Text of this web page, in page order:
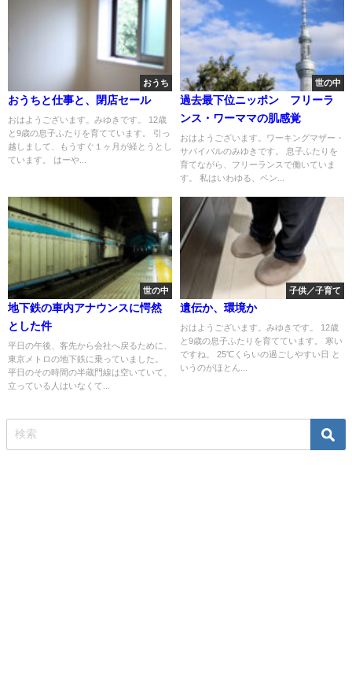
おうち
おうちと仕事と、閉店セール
おはようございます。みゆきです。 12歳
と9歳の息子ふたりを育てています。 引っ
越しまして、もうすぐ１ヶ月が経とうとし
ています。 はーや...
世の中
過去最下位ニッポン フリーラ
ンス・ワーママの肌感覚
おはようございます。ワーキングマザー・
サバイバルのみゆきです。 息子ふたりを
育てながら、フリーランスで働いていま
す。 私はいわゆる、ベン...
世の中
地下鉄の車内アナウンスに愕然
とした件
平日の午後、客先から会社へ戻るために、
東京メトロの地下鉄に乗っていました。
平日のその時間の半蔵門線は空いていて、
立っている人はいなくて...
子供／子育て
遺伝か、環境か
おはようございます。みゆきです。 12歳
と9歳の息子ふたりを育てています。 寒い
ですね。 25℃くらいの過ごしやすい日 と
いうのがほとん...